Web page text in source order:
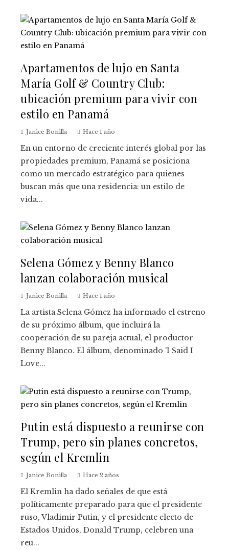
Apartamentos de lujo en Santa
María Golf & Country Club:
ubicación premium para vivir con
estilo en Panamá
Janice Bonilla Hace 1 año
En un entorno de creciente interés global por las
propiedades premium, Panamá se posiciona
como un mercado estratégico para quienes
buscan más que una residencia: un estilo de
vida...
Selena Gómez y Benny Blanco
lanzan colaboración musical
Janice Bonilla Hace 1 año
La artista Selena Gómez ha informado el estreno
de su próximo álbum, que incluirá la
cooperación de su pareja actual, el productor
Benny Blanco. El álbum, denominado 'I Said I
Love...
Putin está dispuesto a reunirse con
Trump, pero sin planes concretos,
según el Kremlin
Janice Bonilla Hace 2 años
El Kremlin ha dado señales de que está
políticamente preparado para que el presidente
ruso, Vladimir Putin, y el presidente electo de
Estados Unidos, Donald Trump, celebren una
reu...